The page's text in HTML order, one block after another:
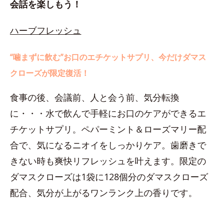
会話を楽しもう！
ハーブフレッシュ
“噛まずに飲む”お口のエチケットサプリ、今だけダマス
クローズが限定復活！
食事の後、会議前、人と会う前、気分転換
に・・・水で飲んで手軽にお口のケアができるエ
チケットサプリ。ペパーミント＆ローズマリー配
合で、気になるニオイをしっかりケア。歯磨きで
きない時も爽快リフレッシュを叶えます。限定の
ダマスクローズは1袋に128個分のダマスクローズ
配合、気分が上がるワンランク上の香りです。